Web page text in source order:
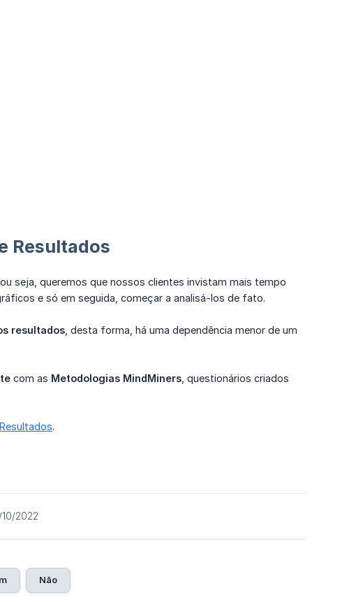
Resultados
, ou seja, queremos que nossos clientes invistam mais tempo
e só em seguida, começar a analisá-los de fato.
resultados , desta forma, há uma dependência menor de um
com as Metodologias MindMiners , questionários criados
.
2022
Não